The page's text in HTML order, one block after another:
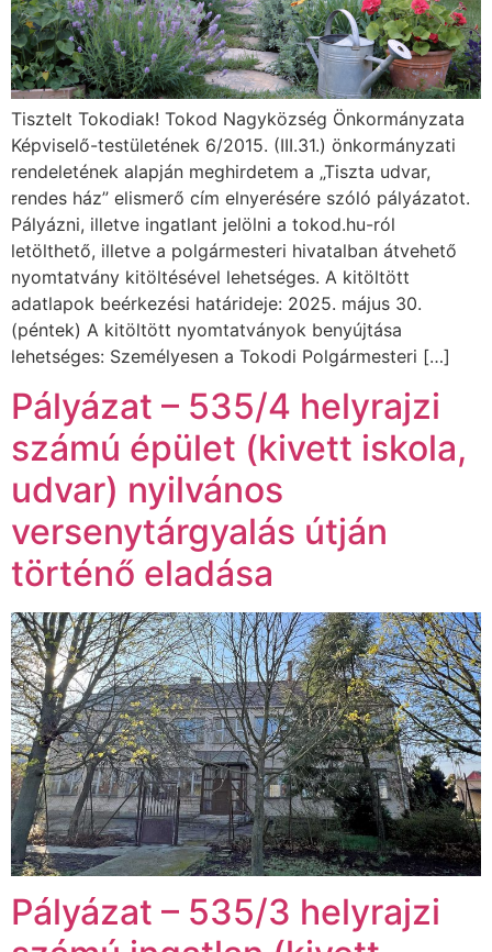
Tisztelt Tokodiak! Tokod Nagyközség Önkormányzata
Képviselő-testületének 6/2015. (III.31.) önkormányzati
rendeletének alapján meghirdetem a „Tiszta udvar,
rendes ház” elismerő cím elnyerésére szóló pályázatot.
Pályázni, illetve ingatlant jelölni a tokod.hu-ról
letölthető, illetve a polgármesteri hivatalban átvehető
nyomtatvány kitöltésével lehetséges. A kitöltött
adatlapok beérkezési határideje: 2025. május 30.
(péntek) A kitöltött nyomtatványok benyújtása
lehetséges: Személyesen a Tokodi Polgármesteri […]
Pályázat – 535/4 helyrajzi
számú épület (kivett iskola,
udvar) nyilvános
versenytárgyalás útján
történő eladása
Pályázat – 535/3 helyrajzi